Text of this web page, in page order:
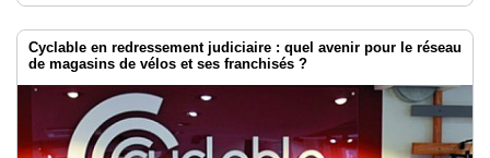
Cyclable en redressement judiciaire : quel avenir pour le réseau
de magasins de vélos et ses franchisés ?